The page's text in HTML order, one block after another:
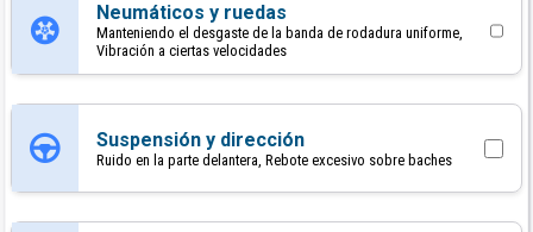
Neumáticos y ruedas
Manteniendo el desgaste de la banda de rodadura uniforme,
Vibración a ciertas velocidades
Suspensión y dirección
Ruido en la parte delantera, Rebote excesivo sobre baches